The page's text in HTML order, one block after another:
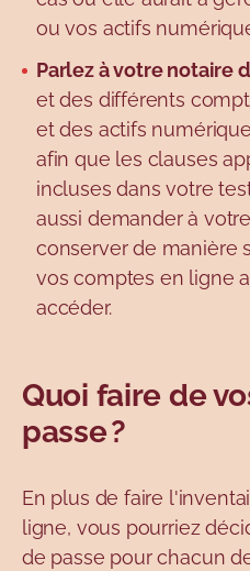
ou vos actifs
Parlez à votre notaire
et des différents
et des actifs
afin que les clauses
incluses dans votre
aussi demander à
conserver de manière
vos comptes en ligne
accéder.
Quoi faire de
passe ?
En plus de faire
ligne, vous pourriez
de passe pour chacun